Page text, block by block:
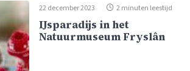
22 december 2023 2 minuten leestijd
IJsparadijs in het
Natuurmuseum Fryslân